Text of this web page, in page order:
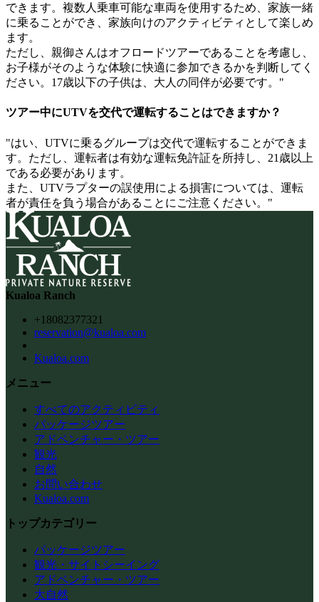
できます。複数人乗車可能な車両を使用するため、家族一緒
に乗ることができ、家族向けのアクティビティとして楽しめ
ます。
ただし、親御さんはオフロードツアーであることを考慮し、
お子様がそのような体験に快適に参加できるかを判断してく
ださい。17歳以下の子供は、大人の同伴が必要です。"
ツアー中にUTVを交代で運転することはできますか？
"はい、UTVに乗るグループは交代で運転することができま
す。ただし、運転者は有効な運転免許証を所持し、21歳以上
である必要があります。
また、UTVラプターの誤使用による損害については、運転
者が責任を負う場合があることにご注意ください。"
Kualoa Ranch
+18082377321
reservation@kualoa.com
Kualoa.com
メニュー
すべてのアクティビティ
パッケージツアー
アドベンチャー・ツアー
観光
自然
お問い合わせ
Kualoa.com
トップカテゴリー
パッケージツアー
観光・サイトシーイング
アドベンチャー・ツアー
大自然